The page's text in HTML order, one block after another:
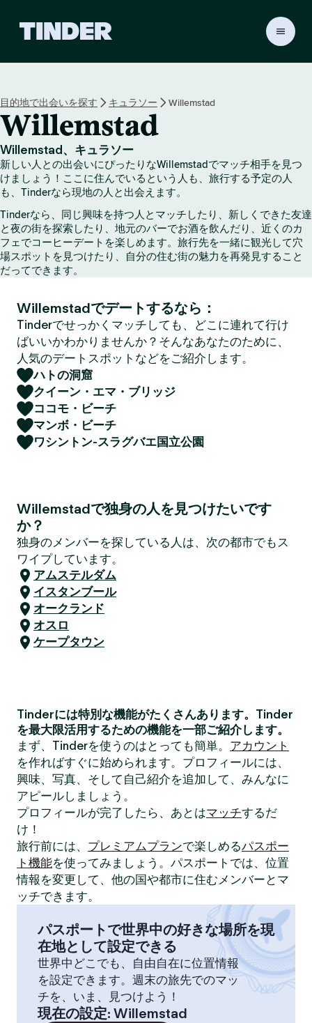
r
ホ
ー
ム
ペ
ー
ジ
目的地で出会いを探す キュラソー Willemstad
Willemstad
Willemstad、キュラソー
新しい人との出会いにぴったりなWillemstadでマッチ相手を見つ
けましょう！ここに住んでいるという人も、旅行する予定の人
も、Tinderなら現地の人と出会えます。
Tinderなら、同じ興味を持つ人とマッチしたり、新しくできた友達
と夜の街を探索したり、地元のバーでお酒を飲んだり、近くのカ
フェでコーヒーデートを楽しめます。旅行先を一緒に観光して穴
場スポットを見つけたり、自分の住む街の魅力を再発見すること
だってできます。
Willemstadでデートするなら：
Tinderでせっかくマッチしても、どこに連れて行け
ばいいかわかりませんか？そんなあなたのために、
人気のデートスポットなどをご紹介します。
ハトの洞窟
クイーン・エマ・ブリッジ
ココモ・ビーチ
マンボ・ビーチ
ワシントン-スラグバエ国立公園
Willemstadで独身の人を見つけたいです
か？
独身のメンバーを探している人は、次の都市でもス
ワイプしています。
アムステルダム
イスタンブール
オークランド
オスロ
ケープタウン
Tinderには特別な機能がたくさんあります。Tinder
を最大限活用するための機能を一部ご紹介します。
まず、Tinderを使うのはとっても簡単。 アカウント
を作ればすぐに始められます。プロフィールには、
興味、写真、そして自己紹介を追加して、みんなに
アピールしましょう。
プロフィールが完了したら、あとはマッチするだ
け！
旅行前には、 プレミアムプランで楽しめるパスポー
ト機能を使ってみましょう。パスポートでは、位置
情報を変更して、他の国や都市に住むメンバーとマ
ッチできます。
パスポートで世界中の好きな場所を現
在地として設定できる
世界中どこでも、自由自在に位置情報
を設定できます。週末の旅先でのマッ
チを、いま、見つけよう！
現在の設定: Willemstad